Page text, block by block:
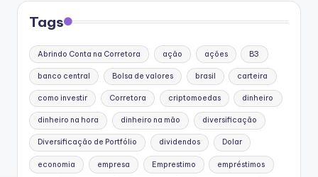
Tags
Abrindo Conta na Corretora ação ações B3
banco central Bolsa de valores brasil carteira
como investir Corretora criptomoedas dinheiro
dinheiro na hora dinheiro na mão diversificação
Diversificação de Portfólio dividendos Dolar
economia empresa Emprestimo empréstimos